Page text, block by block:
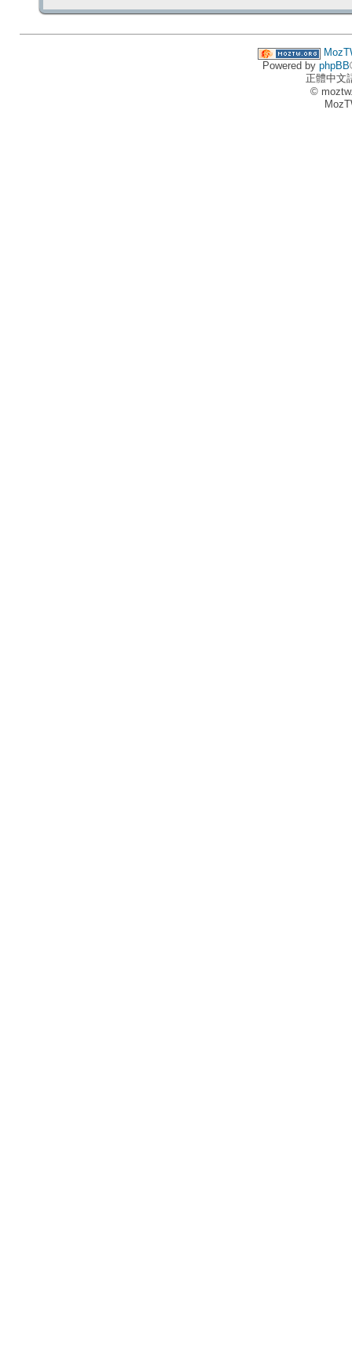
Powered by phpBB
正體中文
©